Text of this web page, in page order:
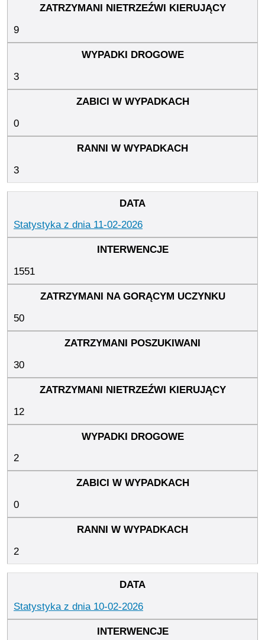
9
3
0
3
Statystyka z dnia 11-02-2026
1551
50
30
12
2
0
2
Statystyka z dnia 10-02-2026